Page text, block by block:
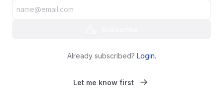
Already subscribed? Login.
Let me know first